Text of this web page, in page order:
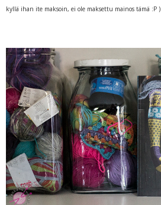
kyllä ihan ite maksoin, ei ole maksettu mainos tämä :P )